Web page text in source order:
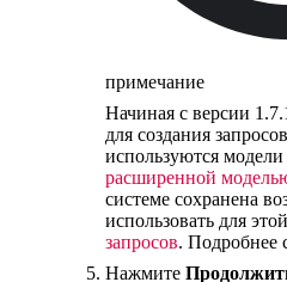
примечание
Начиная с версии
для создания
используются модели
расширенной
системе сохранена
использовать для
запросов. Подробнее
Нажмите